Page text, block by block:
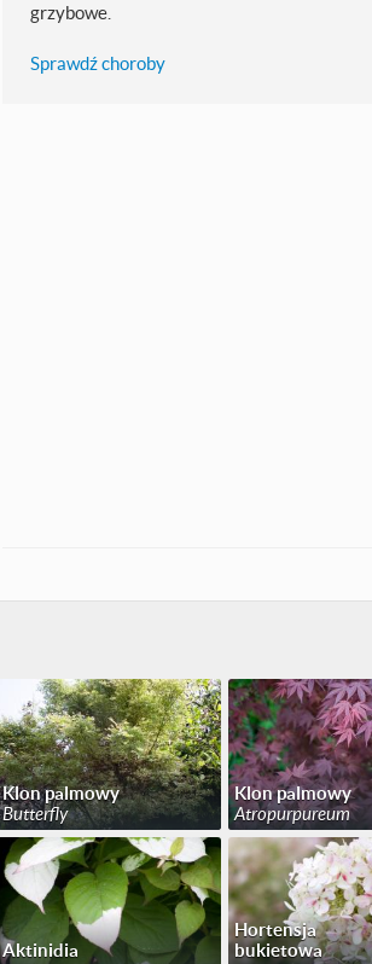
grzybowe.
Sprawdź choroby
Klon palmowy
Butterfly
Klon palmowy
Atropurpureum
Aktinidia
Hortensja
bukietowa